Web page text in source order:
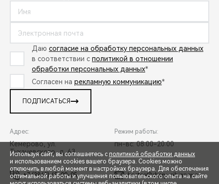
Даю согласие на обработку персональных данных
в соответствии с политикой в отношении
обработки персональных данных*
Согласен на рекламную коммуникацию*
ПОДПИСАТЬСЯ
Адрес:
Кемерово, ул.
Тухачевского, д. 63
Режим работы:
пн-вс: 08:00-20:00
+7 (3842) 45-00-05 hostes@chery-sibinpex.ru
Используя сайт, вы соглашаетесь с политикой обработки данных
и использованием cookies вашего браузера. Cookies можно
отключить в любой момент в настройках браузера. Для обеспечения
оптимальной работы и улучшения пользовательского опыта на сайте